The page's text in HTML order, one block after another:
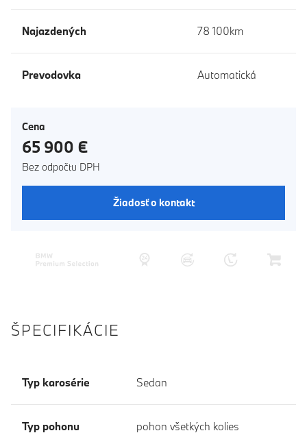
Najazdených 78 100km
Prevodovka Automatická
Cena
65 900 €
Bez odpočtu DPH
Žiadosť o kontakt
ŠPECIFIKÁCIE
Typ karosérie Sedan
Typ pohonu pohon všetkých kolies